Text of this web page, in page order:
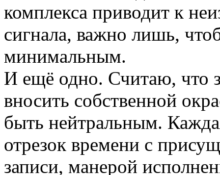
комплекса приводит к
сигнала, важно лишь,
минимальным.
И ещё одно. Считаю, что
вносить собственной
быть нейтральным.
отрезок времени с
записи, манерой